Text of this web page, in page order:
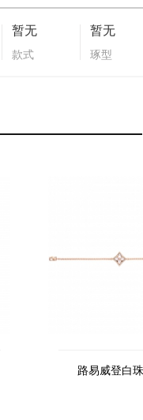
暂无
款式
暂无
琢型
路易威登白